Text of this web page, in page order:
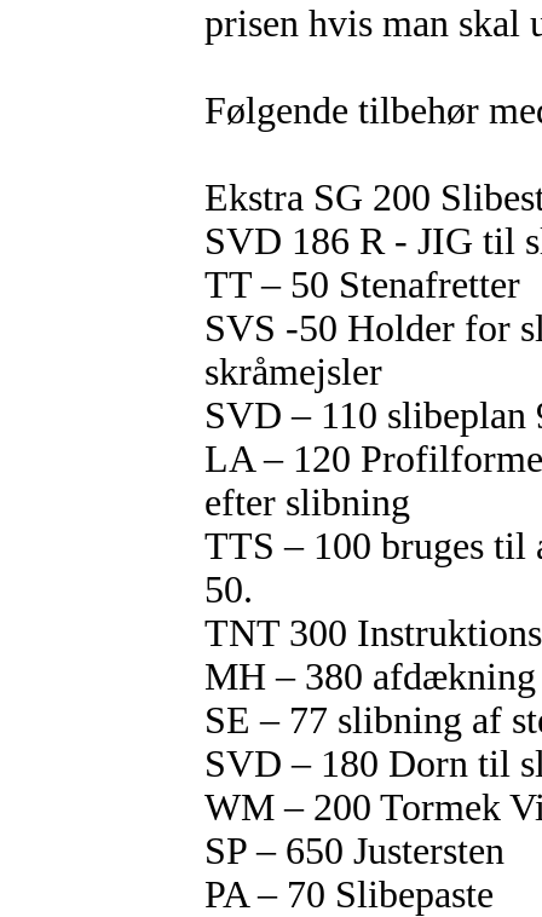
prisen hvis man skal
Følgende tilbehør
Ekstra SG 200
SVD 186 R - JIG til
TT – 50 Stenafretter
SVS -50 Holder for
skråmejsler
SVD – 110 slibeplan
LA – 120
efter slibning
TTS – 100 bruges til
50.
TNT 300
MH – 380
SE – 77 slibning af
SVD – 180 Dorn til
WM – 200 Tormek
SP – 650 Justersten
PA – 70 Slibepaste